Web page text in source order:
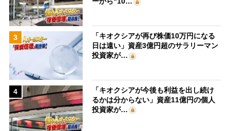
3
「キオクシアが再び株価10万円になる
日は遠い」資産3億円超のサラリーマン
投資家が…
4
「キオクシアが今後も利益を出し続け
るかは分からない」資産11億円の個人
投資家が…